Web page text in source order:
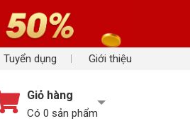
Tuyển dụng Giới thiệu
Giỏ hàng
Có 0 sản phẩm